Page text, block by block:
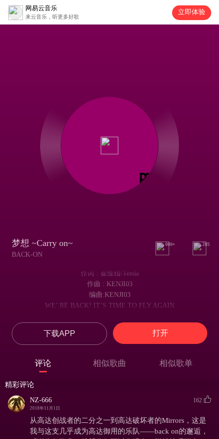
网易云音乐
来云音乐，听更多好歌
立即体验
梦想 ~Carry on~
BACK-ON
999+ 285
作词 : 崔惟楷/Teeda
作曲 : KENJI03
编曲:KENJI03
WE’ RE BACK! IT’S TIME TO FLY AGAIN
WE’ RE BACK! IT’S TIME TO FLY
我们回来了！该飞行了
We’ re never stop Here we go!
我们永远不会停止，开始吧！
You ready? 面对棘手
带来紫红色光辉4am
像只飞鸟
下载APP 打开
评论 相似歌曲 相似歌单
精彩评论
NZ-666
2018年11月1日
162
从高达创战者的二分之一到高达破坏者的Mirrors，这是
我与这支几乎成为高达御用的乐队——back on的邂逅，